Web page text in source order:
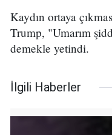
Kaydın ortaya
Trump, "Umarım
demekle yetindi.
İlgili Haberler